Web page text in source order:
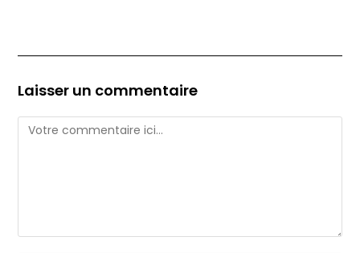
Laisser un commentaire
Comment